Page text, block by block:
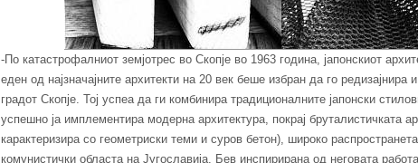
-По катастрофалниот земјотрес во Скопје во 1963 година, јапонскиот
еден од најзначајните архитекти на 20 век беше избран да го редизајнира
градот Скопје. Тој успеа да ги комбинира традиционалните јапонски
успешно ја имплементира модерна архитектура, покрај бруталистичката
карактеризира со геометриски теми и суров бетон), широко
комунистички областа на Југославија. Бев инспирирана од неговата